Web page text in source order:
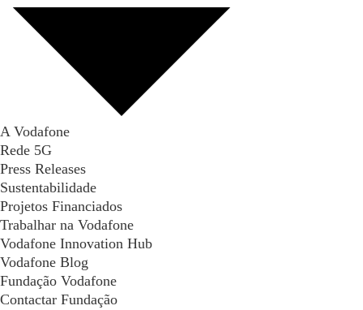
A Vodafone
Rede 5G
Press Releases
Sustentabilidade
Projetos Financiados
Trabalhar na Vodafone
Vodafone Innovation Hub
Vodafone Blog
Fundação Vodafone
Contactar Fundação